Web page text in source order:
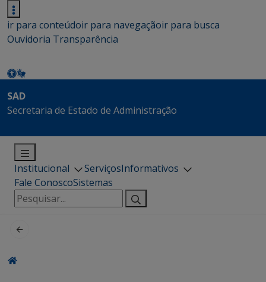
ir para conteúdoir para navegaçãoir para busca
Ouvidoria Transparência
SAD
Secretaria de Estado de Administração
Institucional ServiçosInformativos
Fale ConoscoSistemas
Pesquisar
por: